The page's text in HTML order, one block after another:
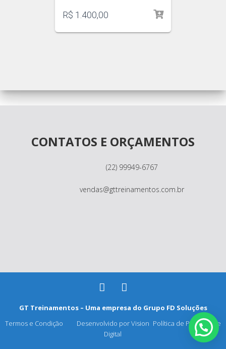
R$ 1.400,00
CONTATOS E ORÇAMENTOS
(22) 99949-6767
vendas@gttreinamentos.com.br
GT Treinamentos – Uma empresa do Grupo FD Soluções
Termos e Condição
Desenvolvido por Vision
Digital
Política de Privacidade